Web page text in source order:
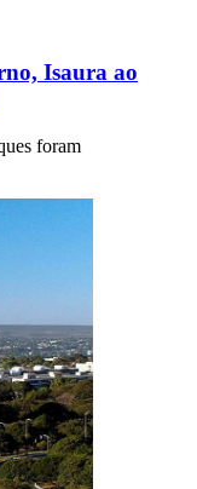
Isaura ao
foram